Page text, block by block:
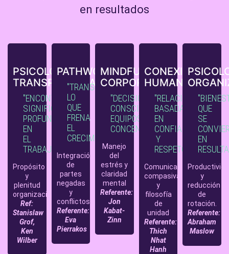
en resultados
PSICOLOGÍA
TRANSPERSONAL
"ENCONTRAR
SIGNIFICADO
PROFUNDO
EN
EL
TRABAJO"
Propósito
y
plenitud
organizacional
Ref:
Stanislaw
Grof,
Ken
Wilber
PATHWORK
"TRANSFORMAR
LO
QUE
FRENA
EL
CRECIMIENTO"
Integración
de
partes
negadas
y
conflictos
Referente:
Eva
Pierrakos
MINDFULNESS
CORPORATIVO
"DECISIONES
CONSCIENTES,
EQUIPOS
CONCENTRADOS"
Manejo
del
estrés y
claridad
mental
Referente:
Jon
Kabat-
Zinn
CONEXIÓN
HUMANA
"RELACIONES
BASADAS
EN
CONFIANZA
Y
RESPETO"
Comunicación
compasiva
y
filosofía
de
unidad
Referente:
Thich
Nhat
Hanh
QUE
SE
EN
y
reducción
de
rotación.
Referente:
Abraham
Maslow